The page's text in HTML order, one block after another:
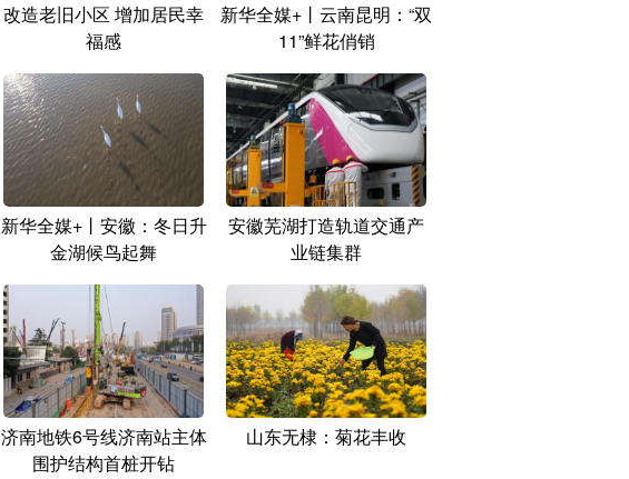
改造老旧小区 增加居民幸
福感
新华全媒+丨云南昆明：“双
11”鲜花俏销
新华全媒+丨安徽：冬日升
金湖候鸟起舞
安徽芜湖打造轨道交通产
业链集群
济南地铁6号线济南站主体
围护结构首桩开钻
山东无棣：菊花丰收